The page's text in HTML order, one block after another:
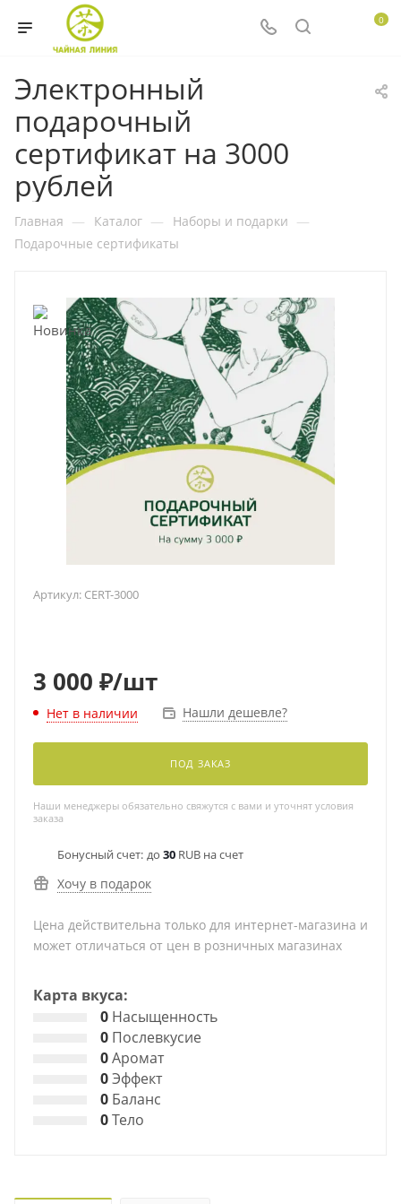
0
Электронный
подарочный
сертификат на 3000
рублей
Главная — Каталог — Наборы и подарки —
Подарочные сертификаты
Артикул: CERT-3000
3 000 ₽/шт
Нет в наличии Нашли дешевле?
ПОД ЗАКАЗ
Наши менеджеры обязательно свяжутся с вами и уточнят условия
заказа
Бонусный счет: до 30 RUB на счет
Хочу в подарок
Цена действительна только для интернет-магазина и
может отличаться от цен в розничных магазинах
Карта вкуса:
0 Насыщенность
0 Послевкусие
0Аромат
0Эффект
0 Баланс
0Тело